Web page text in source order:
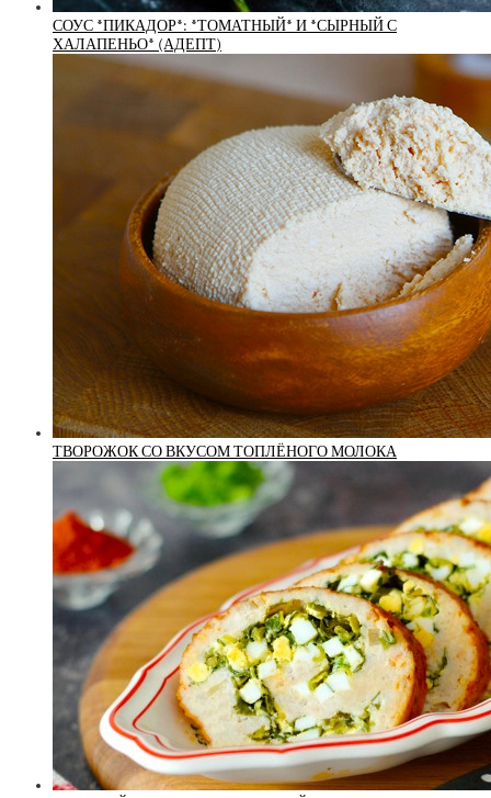
СОУС *ПИКАДОР*: *ТОМАТНЫЙ* И *СЫРНЫЙ С
ХАЛАПЕНЬО* (АДЕПТ)
ТВОРОЖОК СО ВКУСОМ ТОПЛЁНОГО МОЛОКА